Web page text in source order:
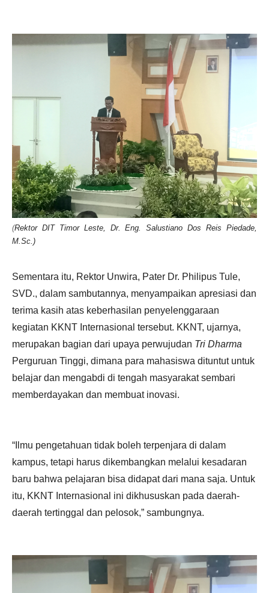
(Rektor DIT Timor Leste, Dr. Eng. Salustiano Dos Reis Piedade,
M.Sc.)
Sementara itu, Rektor Unwira, Pater Dr. Philipus Tule,
SVD., dalam sambutannya, menyampaikan apresiasi dan
terima kasih atas keberhasilan penyelenggaraan
kegiatan KKNT Internasional tersebut. KKNT, ujarnya,
merupakan bagian dari upaya perwujudan Tri Dharma
Perguruan Tinggi, dimana para mahasiswa dituntut untuk
belajar dan mengabdi di tengah masyarakat sembari
memberdayakan dan membuat inovasi.
“Ilmu pengetahuan tidak boleh terpenjara di dalam
kampus, tetapi harus dikembangkan melalui kesadaran
baru bahwa pelajaran bisa didapat dari mana saja. Untuk
itu, KKNT Internasional ini dikhususkan pada daerah-
daerah tertinggal dan pelosok,” sambungnya.